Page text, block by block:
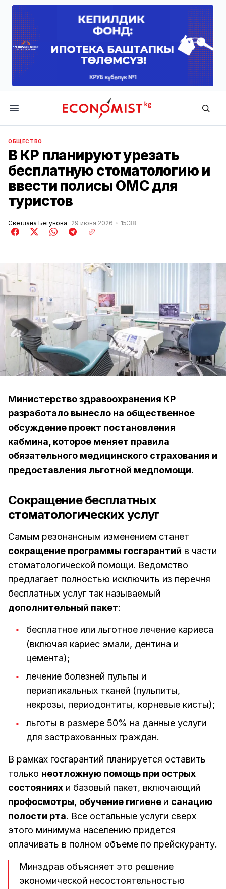
Economist.kg
ОБЩЕСТВО
В КР планируют урезать
бесплатную стоматологию и
ввести полисы ОМС для
туристов
Светлана Бегунова 29 июня 2026 15:38
Министерство здравоохранения КР
разработало вынесло на общественное
обсуждение проект постановления
кабмина, которое меняет правила
обязательного медицинского страхования и
предоставления льготной медпомощи.
Сокращение бесплатных
стоматологических услуг
Самым резонансным изменением станет
сокращение программы госгарантий в части
стоматологической помощи. Ведомство
предлагает полностью исключить из перечня
бесплатных услуг так называемый
дополнительный пакет:
бесплатное или льготное лечение кариеса
(включая кариес эмали, дентина и
цемента);
лечение болезней пульпы и
периапикальных тканей (пульпиты,
некрозы, периодонтиты, корневые кисты);
льготы в размере 50% на данные услуги
для застрахованных граждан.
В рамках госгарантий планируется оставить
только неотложную помощь при острых
состояниях и базовый пакет, включающий
профосмотры, обучение гигиене и санацию
полости рта. Все остальные услуги сверх
этого минимума населению придется
оплачивать в полном объеме по прейскуранту.
Минздрав объясняет это решение
экономической несостоятельностью